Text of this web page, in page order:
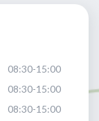
08:30-15:00
08:30-15:00
08:30-15:00